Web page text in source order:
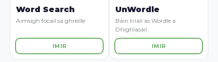
Word Search
Aimsigh focail sa ghreille
IMIR
UnWordle
Bain triail as Wordle a
Dhíghlasáil
IMIR